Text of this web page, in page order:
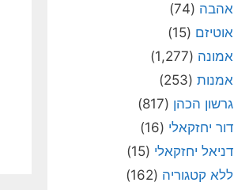
אהבה (74)
אוטיזם (15)
אמונה (1,277)
אמנות (253)
גרשון הכהן (817)
דור יחזקאלי (16)
דניאל יחזקאלי (15)
ללא קטגוריה (162)